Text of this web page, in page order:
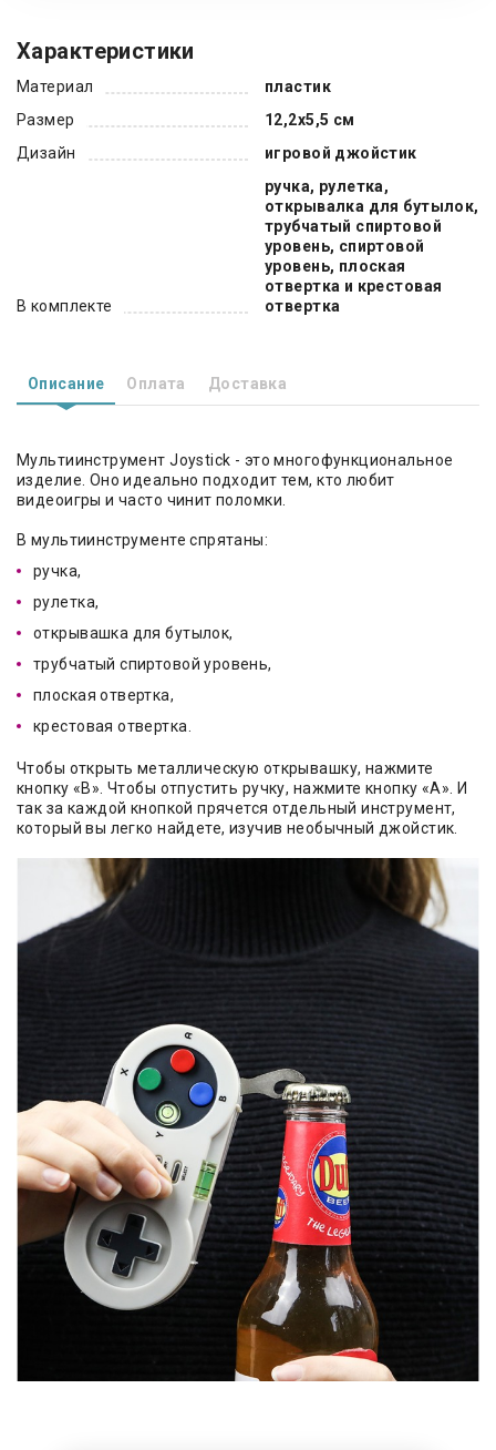
Характеристики
Материал
пластик
Размер
12,2х5,5 см
Дизайн
игровой джойстик
В комплекте
ручка, рулетка,
открывалка для бутылок,
трубчатый спиртовой
уровень, спиртовой
уровень, плоская
отвертка и крестовая
отвертка
Описание Оплата Доставка
Мультиинструмент Joystick - это многофункциональное
изделие. Оно идеально подходит тем, кто любит
видеоигры и часто чинит поломки.
В мультиинструменте спрятаны:
ручка,
рулетка,
открывашка для бутылок,
трубчатый спиртовой уровень,
плоская отвертка,
крестовая отвертка.
Чтобы открыть металлическую открывашку, нажмите
кнопку «B». Чтобы отпустить ручку, нажмите кнопку «А». И
так за каждой кнопкой прячется отдельный инструмент,
который вы легко найдете, изучив необычный джойстик.